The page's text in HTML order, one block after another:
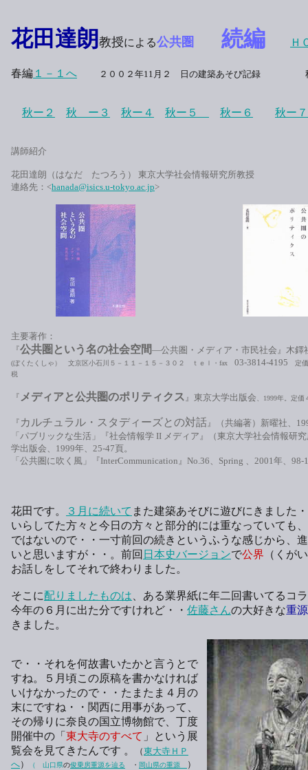
花田達朗 教授による公共圏 続編 Ｈ
春編 １－１へ ２００２年11月２ 日の建築あそび記
秋ー２ 秋 ー３ 秋ー４ 秋ー５ 秋ー６ 秋ー７
講師紹介
花田達朗（はなだ たつろう） 東京大学社会情報研究所教授
連絡先：<hanada@isics.u-tokyo.ac.jp>
主要著作：
『公共圏という名の社会空間―公共圏・メディア・市民社会』木鐸
(ぼくたくしゃ） 文京区小石川５－１１－１５－３０２ ｔｅｌ・fax 03-3814-4195 定
税
『 メディアと公共圏のポリティクス 』東京大学出版会 、1999年。定
『 カルチュラル・スタディーズとの対話』（共編著）新曜社、
「パブリックな生活」『社会情報学 II メディア』（東京大学社会情報研
学出版会、1999年、25-47頁。
「公共圏に吹く風」『InterCommunication』No.36、Spring 、2001年、98-
花田です。 ３月に続いて また建築あそびに遊びにきました
いらしてた方々と今日の方々と部分的には重なっていても
ではないので・・一寸前回の続きというふうな感じから、
いと思いますが・・。前回 日本史バージョンで公界 （くが
お話しをしてそれで終わりました。
そこに配りましたものは 、ある業界紙に年二回書いてるコ
今年の６月に出た分ですけれど・・ 佐藤さんの大好きな重源
きました。
で・・それを何故書いたかと言うとで
すね。５月頃この原稿を書かなければ
いけなかったので・・たまたま４月の
末にですね・・関西に用事があって、
その帰りに奈良の国立博物館で、丁度
開催中の「 東大寺のすべて 」という展
覧会を見てきたんです 。
（東大寺ＨＰ
へ） （ 山口県の俊乗房重源を辿る ・ 岡山県の重源 ）